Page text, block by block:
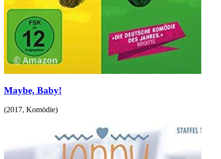
Maybe, Baby!
(2017, Komödie)